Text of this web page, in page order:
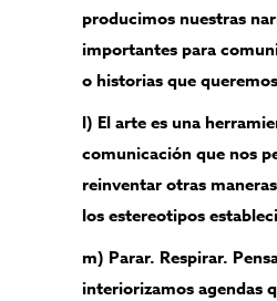
producimos nuestras
importantes para
o historias que
l) El arte es una
comunicación que nos
reinventar otras
los estereotipos
m) Parar. Respirar.
interiorizamos agendas